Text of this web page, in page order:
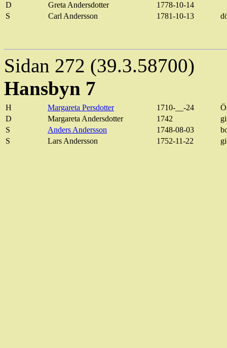
D
Greta Andersdotter
1778-10-14
S
Carl Andersson 1781-10-13
Sidan 272 (39.3.58700)
Hansbyn 7
H Margareta Persdotter 1710-__-24
D
Margareta Andersdotter 1742
S
Anders Andersson 1748-08-03
S
Lars Andersson 1752-11-22